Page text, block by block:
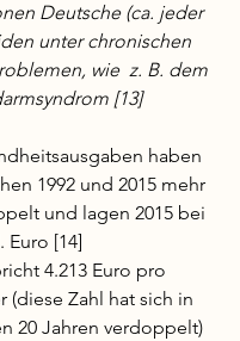
Deutsche (ca. jeder
unter chronischen
wie  z. B. dem
[13]
haben
1992 und 2015 mehr
und lagen 2015 bei
Euro [14]
4.213 Euro pro
(diese Zahl hat sich in
20 Jahren verdoppelt)